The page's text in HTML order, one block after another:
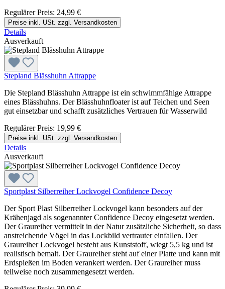
Regulärer Preis: 24,99 €
Preise inkl. USt. zzgl. Versandkosten
Details
Ausverkauft
Stepland Blässhuhn Attrappe
Die Stepland Blässhuhn Attrappe ist ein schwimmfähige Attrappe
eines Blässhuhns. Der Blässhuhnfloater ist auf Teichen und Seen
gut einsetzbar und schafft zusätzliches Vertrauen für Wasserwild
Regulärer Preis: 19,99 €
Preise inkl. USt. zzgl. Versandkosten
Details
Ausverkauft
Sportplast Silberreiher Lockvogel Confidence Decoy
Der Sport Plast Silberreiher Lockvogel kann besonders auf der
Krähenjagd als sogenannter Confidence Decoy eingesetzt werden.
Der Graureiher vermittelt in der Natur zusätzliche Sicherheit, so dass
anstreichende Vögel in das Lockbild vertrauter einfallen. Der
Graureiher Lockvogel besteht aus Kunststoff, wiegt 5,5 kg und ist
realistisch bemalt. Der Graureiher steht auf einer Platte und kann mit
Erdspießen im Boden verankert werden. Der Graureiher muss
teilweise noch zusammengesetzt werden.